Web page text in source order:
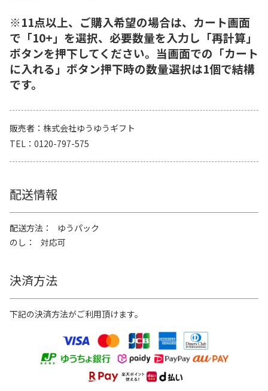
※11点以上、ご購入希望の場合は、カート画面
で「10+」を選択、必要数量を入力し「再計算」
ボタンを押下してください。当画面での「カート
に入れる」ボタン押下時の数量選択は1個で結構
です。
販売者
株式会社ゆうゆうギフト
TEL
0120-797-575
配送情報
配送方法
ゆうパック
のし
対応可
決済方法
下記の決済方法がご利用頂けます。